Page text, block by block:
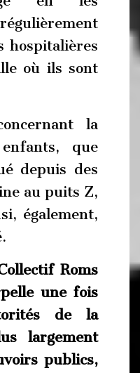
hospitalières
où ils sont
la
que
depuis des
au puits Z,
également,
Roms
une fois
de la
largement
publics,